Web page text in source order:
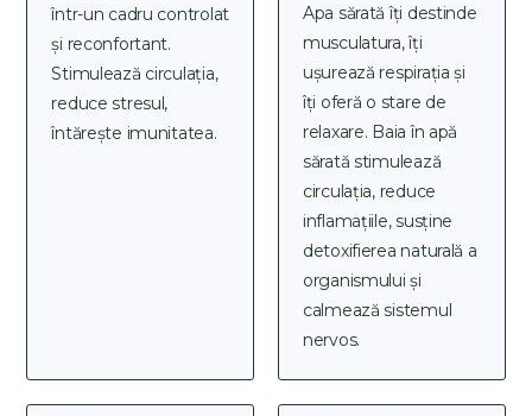
într-un cadru controlat
și reconfortant.
Stimulează circulația,
reduce stresul,
întărește imunitatea.
Apa sărată îți destinde
musculatura, îți
ușurează respirația și
îți oferă o stare de
relaxare. Baia în apă
sărată stimulează
circulația, reduce
inflamațiile, susține
detoxifierea naturală a
organismului și
calmează sistemul
nervos.